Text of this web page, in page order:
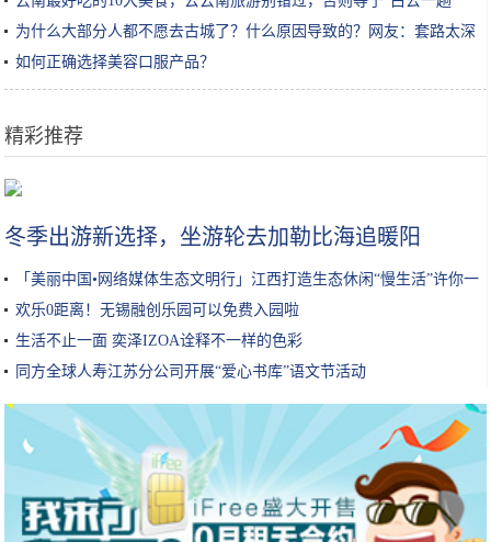
为什么大部分人都不愿去古城了？什么原因导致的？网友：套路太深
如何正确选择美容口服产品？
精彩推荐
河南这个古镇名气不大，却是国家4A级旅游景区，免费游玩口碑很好
冬季出游新选择，坐游轮去加勒比海追暖阳
「美丽中国•网络媒体生态文明行」江西打造生态休闲“慢生活”许你一
段柔软时光
欢乐0距离！无锡融创乐园可以免费入园啦
生活不止一面 奕泽IZOA诠释不一样的色彩
同方全球人寿江苏分公司开展“爱心书库”语文节活动